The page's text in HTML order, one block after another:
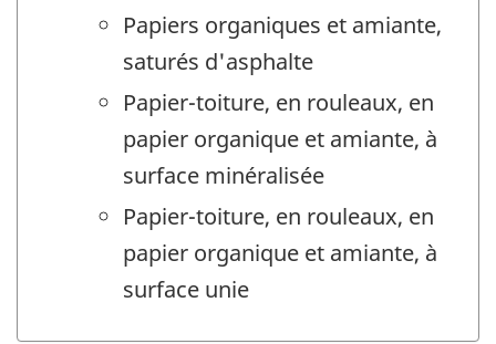
Papiers organiques et amiante,
saturés d'asphalte
Papier-toiture, en rouleaux, en
papier organique et amiante, à
surface minéralisée
Papier-toiture, en rouleaux, en
papier organique et amiante, à
surface unie